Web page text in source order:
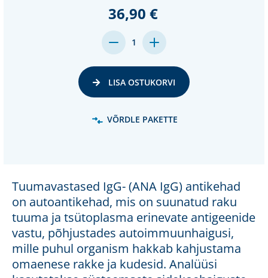
Tuumavastased IgG- (ANA IgG) antikehad
on autoantikehad, mis on suunatud raku
tuuma ja tsütoplasma erinevate antigeenide
vastu, põhjustades autoimmuunhaigusi,
mille puhul organism hakkab kahjustama
omaenese rakke ja kudesid. Analüüsi
36,90 €
MENGE
VON
UNDEFINED
1
MENGE
VON
UNDEFINED
LISA OSTUKORVI
VÕRDLE PAKETTE